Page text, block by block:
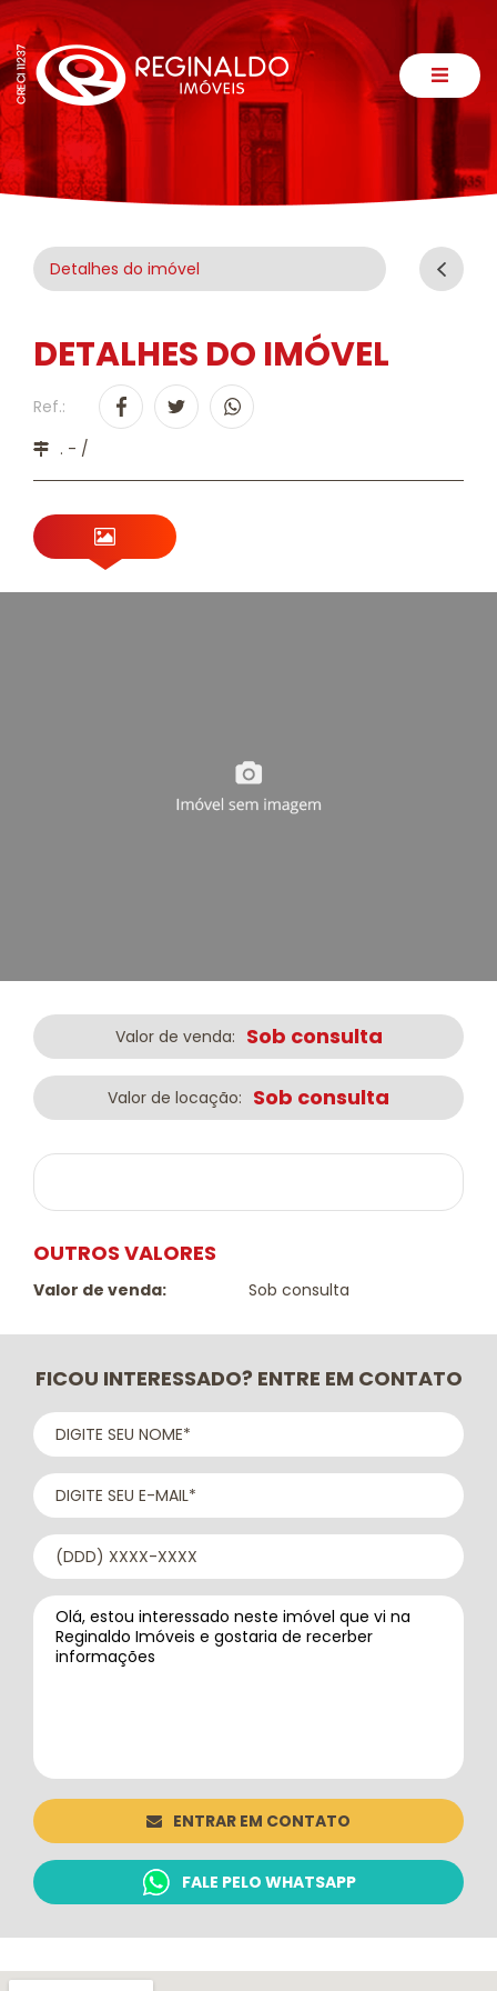
Detalhes do imóvel
DETALHES DO IMÓVEL
Ref.:
. - /
Valor de venda: Sob consulta
Valor de locação: Sob consulta
OUTROS VALORES
Valor de venda: Sob consulta
FICOU INTERESSADO? ENTRE EM CONTATO
ENTRAR EM CONTATO
FALE PELO WHATSAPP